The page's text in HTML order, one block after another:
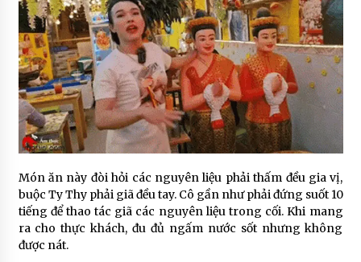
Món ăn này đòi hỏi các nguyên liệu phải thấm đều gia vị,
buộc Ty Thy phải giã đều tay. Cô gần như phải đứng suốt 10
tiếng để thao tác giã các nguyên liệu trong cối. Khi mang
ra cho thực khách, đu đủ ngấm nước sốt nhưng không
được nát.